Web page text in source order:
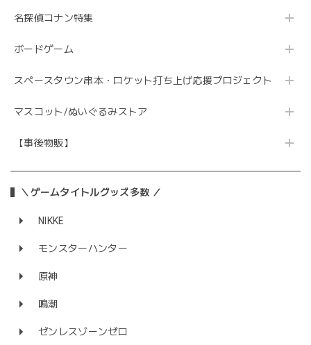
名探偵コナン特集
ボードゲーム
スペースタウン串本・ロケット打ち上げ応援プロジェクト
マスコット/ぬいぐるみストア
【事後物販】
＼ゲームタイトルグッズ多数 ／
NIKKE
モンスターハンター
原神
鳴潮
ゼンレスゾーンゼロ